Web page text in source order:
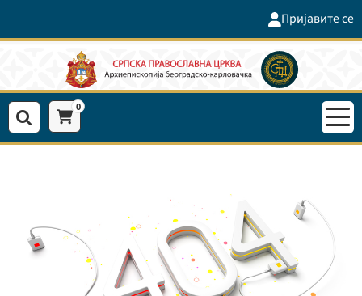
Пријавите се
0